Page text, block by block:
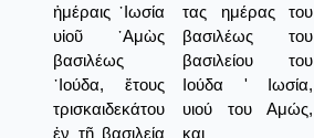
ἡμέραις ᾿Ιωσία
υἱοῦ ᾿Αμὼς
βασιλέως
᾿Ιούδα, ἔτους
τρισκαιδεκάτου
ἐν τῇ βασιλείᾳ
τας ημέρας του
βασιλέως του
βασιλείου του
Ιούδα ' Ιωσία,
υιού του Αμώς,
και